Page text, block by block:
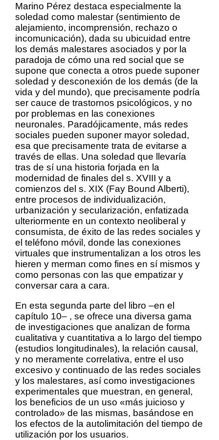
Marino Pérez destaca especialmente la
soledad como malestar (sentimiento de
alejamiento, incomprensión, rechazo o
incomunicación), dada su ubicuidad entre
los demás malestares asociados y por la
paradoja de cómo una red social que se
supone que conecta a otros puede suponer
soledad y desconexión de los demás (de la
vida y del mundo), que precisamente podría
ser cauce de trastornos psicológicos, y no
por problemas en las conexiones
neuronales. Paradójicamente, más redes
sociales pueden suponer mayor soledad,
esa que precisamente trata de evitarse a
través de ellas. Una soledad que llevaría
tras de sí una historia forjada en la
modernidad de finales del s. XVIII y a
comienzos del s. XIX (Fay Bound Alberti),
entre procesos de individualización,
urbanización y secularización, enfatizada
ulteriormente en un contexto neoliberal y
consumista, de éxito de las redes sociales y
el teléfono móvil, donde las conexiones
virtuales que instrumentalizan a los otros les
hieren y merman como fines en sí mismos y
como personas con las que empatizar y
conversar cara a cara.
En esta segunda parte del libro –en el
capítulo 10– , se ofrece una diversa gama
de investigaciones que analizan de forma
cualitativa y cuantitativa a lo largo del tiempo
(estudios longitudinales), la relación causal,
y no meramente correlativa, entre el uso
excesivo y continuado de las redes sociales
y los malestares, así como investigaciones
experimentales que muestran, en general,
los beneficios de un uso «más juicioso y
controlado» de las mismas, basándose en
los efectos de la autolimitación del tiempo de
utilización por los usuarios.